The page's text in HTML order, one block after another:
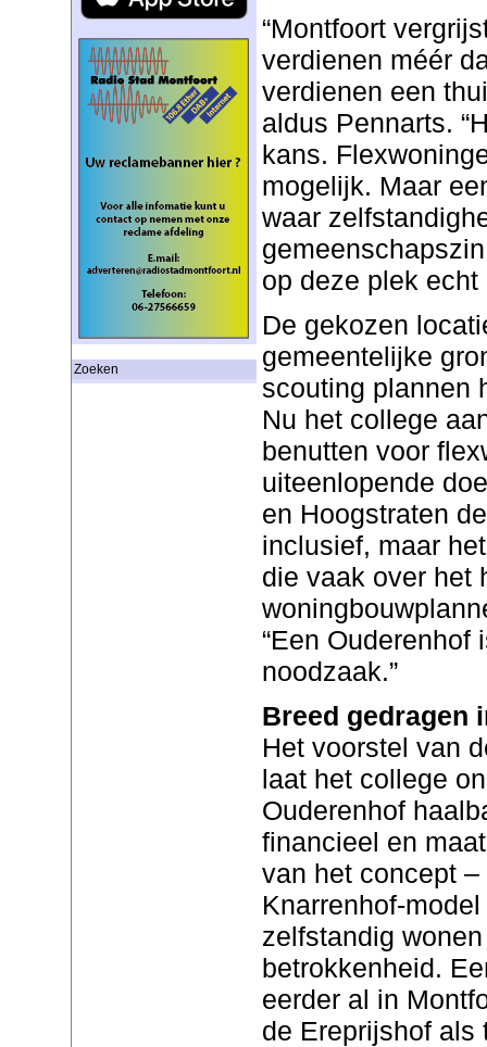
Zoeken
“Montfoort
verdienen méér
verdienen een
aldus Pennarts.
kans.
mogelijk. Maar
waar
op deze plek echt
De gekozen
gemeentelijke
scouting plannen
Nu het college
benutten voor
uiteenlopende
en Hoogstraten
inclusief, maar
die vaak over het
“Een Ouderenhof
noodzaak.”
Breed gedragen
Het voorstel van
laat het college
Ouderenhof
financieel en
van het concept
Knarrenhof-
zelfstandig
betrokkenheid.
eerder al in
de Ereprijshof als